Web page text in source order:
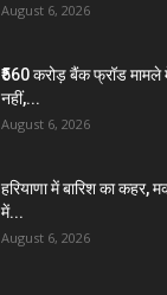
August 6, 2026
₹560 करोड़ बैंक फ्रॉड मामले
नहीं,...
August 6, 2026
हरियाणा में बारिश का कहर,
में...
August 6, 2026